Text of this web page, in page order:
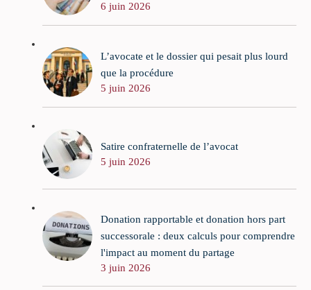
6 juin 2026
L’avocate et le dossier qui pesait plus lourd
que la procédure
5 juin 2026
Satire confraternelle de l’avocat
5 juin 2026
Donation rapportable et donation hors part
successorale : deux calculs pour comprendre
l'impact au moment du partage
3 juin 2026